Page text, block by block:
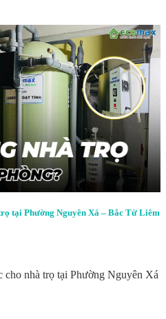
tại Phường Nguyên Xá – Bắc Từ Liêm
cho nhà trọ tại Phường Nguyên Xá